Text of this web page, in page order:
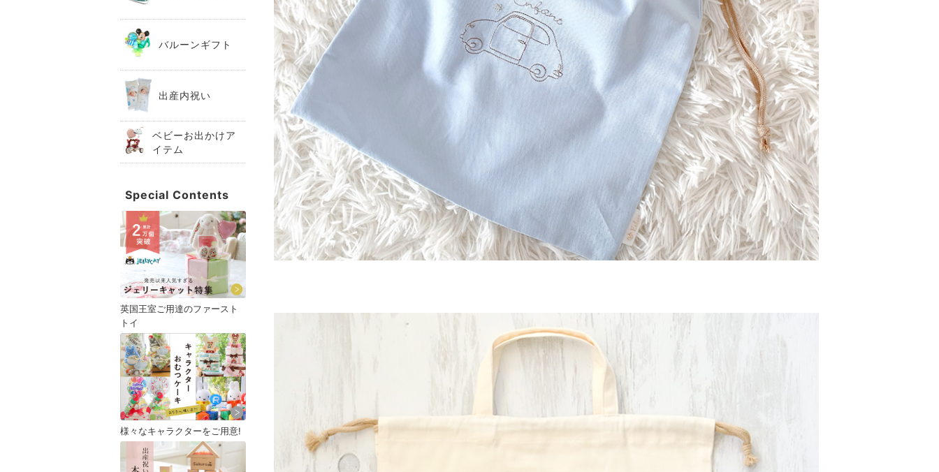
バルーンギフト
出産内祝い
ベビーお出かけア
イテム
Special Contents
英国王室ご用達のファースト
トイ
様々なキャラクターをご用意!